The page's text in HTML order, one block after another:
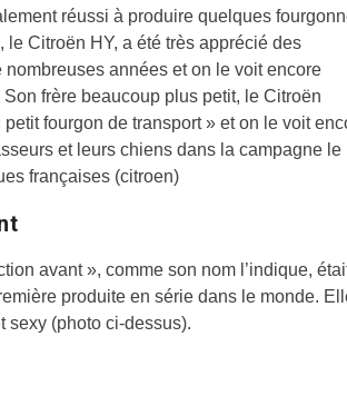
réussi à produire quelques
Citroën HY, a été très apprécié des
années et on le voit encore
frère beaucoup plus petit, le Citroën
fourgon de transport » et on le voit
et leurs chiens dans la campagne le
françaises (citroen)
avant », comme son nom l’indique,
produite en série dans le monde.
sexy (photo ci-dessus).